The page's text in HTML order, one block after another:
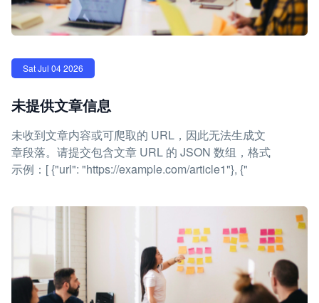
Sat Jul 04 2026
未提供文章信息
未收到文章内容或可爬取的 URL，因此无法生成文
章段落。请提交包含文章 URL 的 JSON 数组，格式
示例：[ {"url": "https://example.com/article1"}, {"